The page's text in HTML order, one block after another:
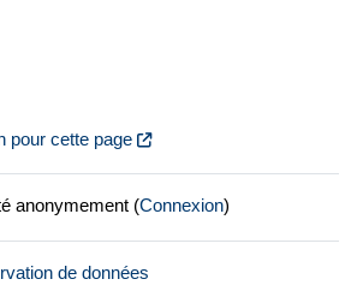
pour cette page
anonymement (Connexion)
de données